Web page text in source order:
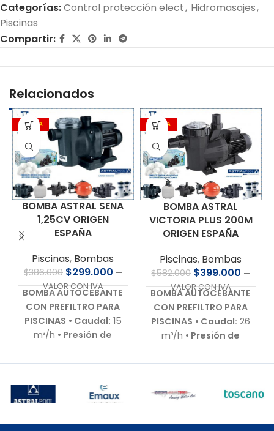
Categorías:Control protección elect, Hidromasajes,
Piscinas
Compartir:
Relacionados
OFERTA
BOMBA ASTRAL SENA
1,25CV ORIGEN
ESPAÑA
Piscinas, Bombas
$386.000 $299.000 —
VALOR CON IVA
BOMBA AUTOCEBANTE
CON PREFILTRO PARA
PISCINAS • Caudal: 15
m³/h • Presión de
Motor:1,25 HP – 220 V –
Autoaspirante:Hasta
3,0 m.c.a.
• Incluye:
OFERTA
BOMBA ASTRAL
VICTORIA PLUS 200M
ORIGEN ESPAÑA
Piscinas, Bombas
$582.000 $399.000 —
VALOR CON IVA
BOMBA AUTOCEBANTE
CON PREFILTRO PARA
PISCINAS • Caudal: 26
m³/h • Presión de
Motor:2,0 HP – 220 V –
70 dB)• Autoaspirante: